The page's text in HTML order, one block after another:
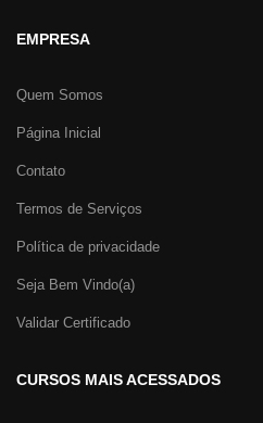
EMPRESA
Quem Somos
Página Inicial
Contato
Termos de Serviços
Política de privacidade
Seja Bem Vindo(a)
Validar Certificado
CURSOS MAIS ACESSADOS